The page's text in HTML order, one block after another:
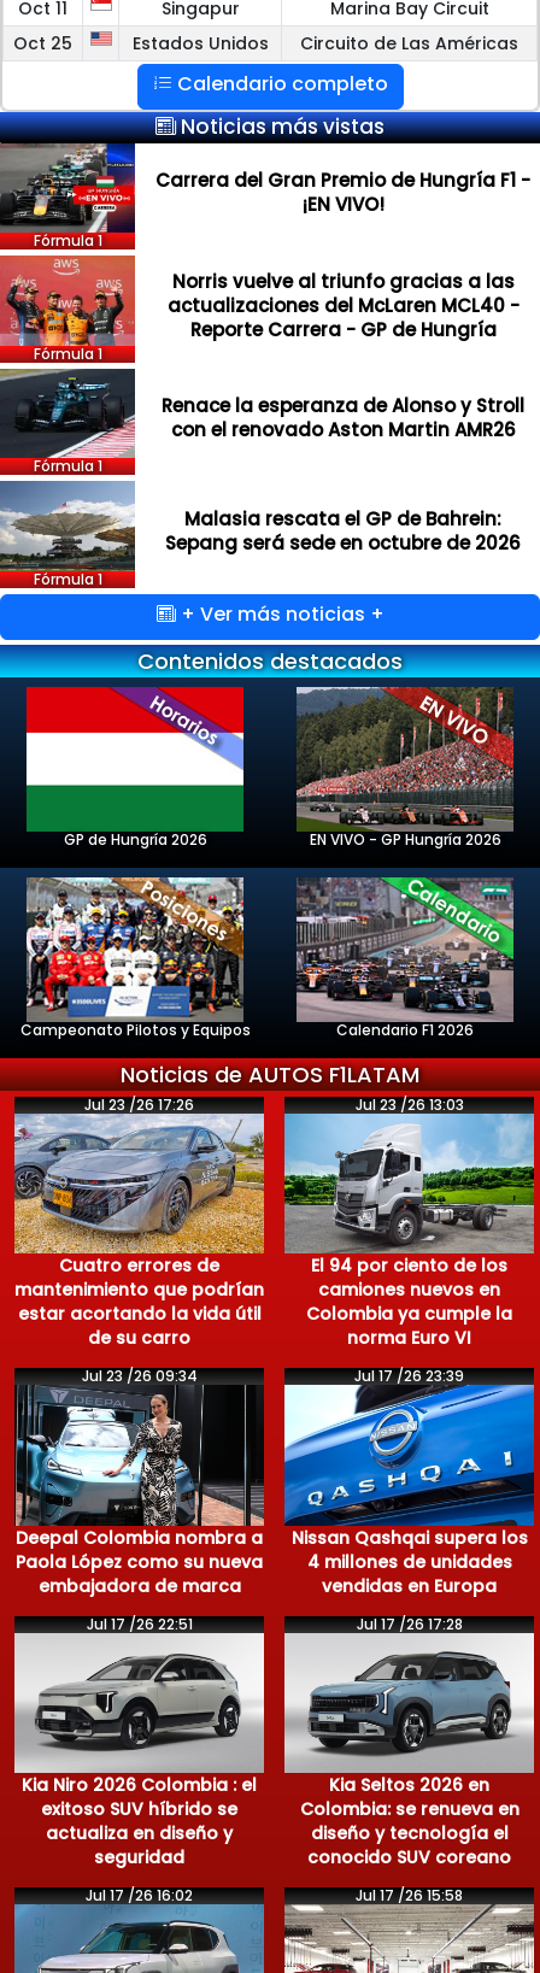
Oct 11 Singapur
Marina Bay Circuit
Oct 25
Estados Unidos Circuito de Las Américas
Calendario completo
Noticias más vistas
Fórmula 1
Carrera del Gran Premio de Hungría F1 -
¡EN VIVO!
Fórmula 1
Norris vuelve al triunfo gracias a las
actualizaciones del McLaren MCL40 -
Reporte Carrera - GP de Hungría
Fórmula 1
Renace la esperanza de Alonso y Stroll
con el renovado Aston Martin AMR26
Fórmula 1
Malasia rescata el GP de Bahrein:
Sepang será sede en octubre de 2026
+ Ver más noticias +
Contenidos destacados
GP de Hungría 2026 EN VIVO - GP Hungría 2026
Campeonato Pilotos y Equipos Calendario F1 2026
Noticias de AUTOS F1LATAM
Jul 23 /26 17:26
Cuatro errores de
mantenimiento que podrían
estar acortando la vida útil
de su carro
Jul 23 /26 13:03
El 94 por ciento de los
camiones nuevos en
Colombia ya cumple la
norma Euro VI
Jul 23 /26 09:34
Deepal Colombia nombra a
Paola López como su nueva
embajadora de marca
Jul 17 /26 23:39
Nissan Qashqai supera los
4 millones de unidades
vendidas en Europa
Jul 17 /26 22:51
Kia Niro 2026 Colombia : el
exitoso SUV híbrido se
actualiza en diseño y
seguridad
Jul 17 /26 17:28
Kia Seltos 2026 en
Colombia: se renueva en
diseño y tecnología el
conocido SUV coreano
Jul 17 /26 16:02 Jul 17 /26 15:58